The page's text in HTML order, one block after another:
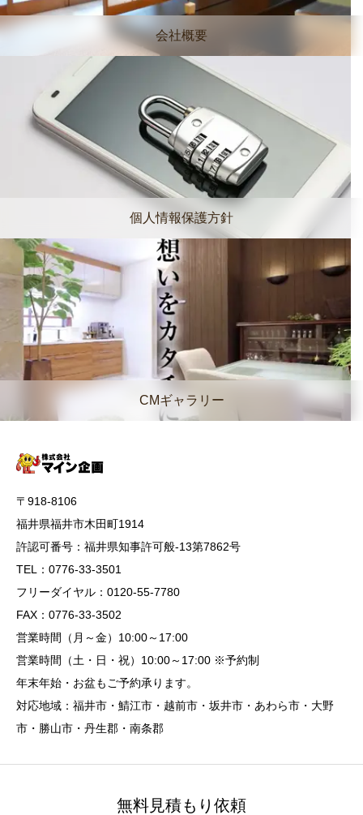
会社概要
個人情報保護方針
CMギャラリー
〒918-8106
福井県福井市木田町1914
許認可番号：福井県知事許可般-13第7862号
TEL：0776-33-3501
フリーダイヤル：0120-55-7780
FAX：0776-33-3502
営業時間（月～金）10:00～17:00
営業時間（土・日・祝）10:00～17:00 ※予約制
年末年始・お盆もご予約承ります。
対応地域：福井市・鯖江市・越前市・坂井市・あわら市・大野
市・勝山市・丹生郡・南条郡
無料見積もり依頼